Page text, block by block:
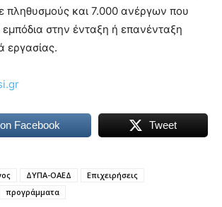
πληθυσμούς και 7.000 ανέργων που
εμπόδια στην ένταξη ή επανένταξη
εργασίας.
Facebook Tweet
ΔΥΠΑ-ΟΑΕΔ
Επιχειρήσεις
προγράμματα